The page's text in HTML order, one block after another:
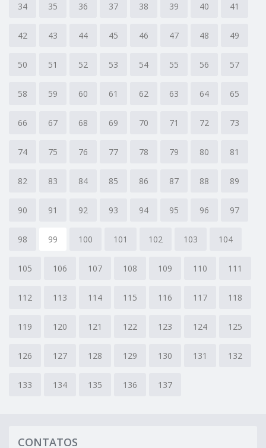
34 35 36 37 38 39 40 41
42 43 44 45 46 47 48 49
50 51 52 53 54 55 56 57
58 59 60 61 62 63 64 65
66 67 68 69 70 71 72 73
74 75 76 77 78 79 80 81
82 83 84 85 86 87 88 89
90 91 92 93 94 95 96 97
98 99 100 101 102 103 104
105 106 107 108 109 110 111
112 113 114 115 116 117 118
119 120 121 122 123 124 125
126 127 128 129 130 131 132
133 134 135 136 137
CONTATOS